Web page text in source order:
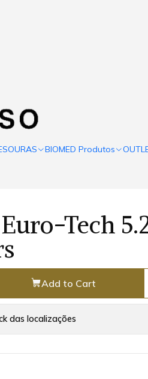
BIOMED Produtos
Tech
Add to Cart
das localizações